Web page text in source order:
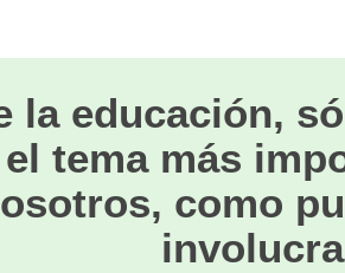
la educación,
tema más
como